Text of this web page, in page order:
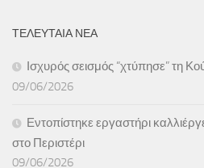
ΤΕΛΕΥΤΑΙΑ ΝΕΑ
Ισχυρός σεισμός “χτύπησε” τη
09/06/2026
Εντοπίστηκε εργαστήρι
στο Περιστέρι
09/06/2026